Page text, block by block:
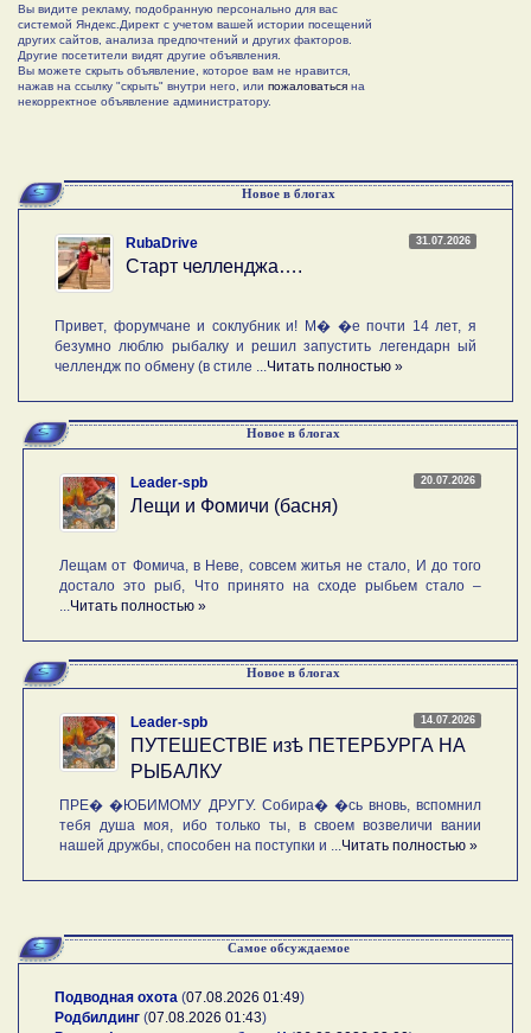
Вы видите рекламу, подобранную персонально для вас
системой Яндекс.Директ с учетом вашей истории посещений
других сайтов, анализа предпочтений и других факторов.
Другие посетители видят другие объявления.
Вы можете скрыть объявление, которое вам не нравится,
нажав на ссылку "скрыть" внутри него, или пожаловаться на
некорректное объявление администратору.
Новое в блогах
31.07.2026
RubaDrive
Старт челленджа….
Привет, форумчане и соклубник и! М� �е почти 14 лет, я
безумно люблю рыбалку и решил запустить легендарн ый
челлендж по обмену (в стиле ... Читать полностью »
Новое в блогах
20.07.2026
Leader-spb
Лещи и Фомичи (басня)
Лещам от Фомича, в Неве, совсем житья не стало, И до того
достало это рыб, Что принято на сходе рыбьем стало –
Читать полностью »
Новое в блогах
14.07.2026
Leader-spb
ПУТЕШЕСТВIE изѣ ПЕТЕРБУРГА НА
РЫБАЛКУ
ПРЕ� �ЮБИМОМУ ДРУГУ. Собира� �сь вновь, вспомнил
тебя душа моя, ибо только ты, в своем возвеличи вании
нашей дружбы, способен на поступки и ... Читать полностью »
Самое обсуждаемое
Подводная охота (07.08.2026 01:49)
Родбилдинг (07.08.2026 01:43)